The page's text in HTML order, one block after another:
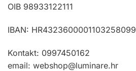
OIB 98933122111
IBAN: HR4323600001103258099
Kontakt: 0997450162
email: webshop@luminare.hr